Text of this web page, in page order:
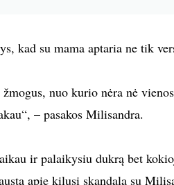
kad su mama aptaria ne tik
žmogus, nuo kurio nėra nė
– pasakos Milisandra.
ir palaikysiu dukrą bet
apie kilusį skandalą su